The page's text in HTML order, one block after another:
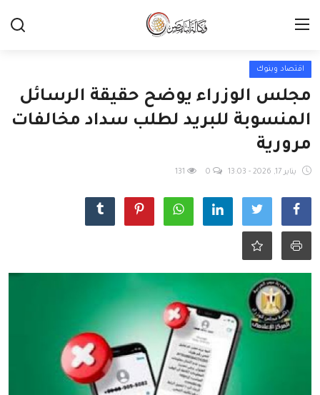
اقتصاد وبنوك
مجلس الوزراء يوضح حقيقة الرسائل
المنسوبة للبريد لطلب سداد مخالفات
مرورية
يناير 17, 2026 - 13:03